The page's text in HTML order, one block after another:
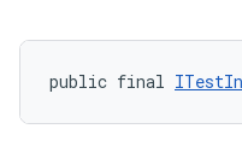
public final